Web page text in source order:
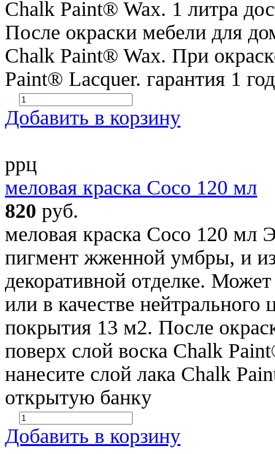
Chalk Paint® Wax. 1 литра
После окраски мебели для
Chalk Paint® Wax. При
Paint® Lacquer. гарантия 1
Добавить в корзину
ррц
меловая краска Coco 120 мл
820 руб.
меловая краска Coco 120 мл
пигмент жженной умбры, и
декоративной отделке.
или в качестве нейтрального
покрытия 13 м2. После
поверх слой воска Chalk
нанесите слой лака Chalk
открытую банку
Добавить в корзину